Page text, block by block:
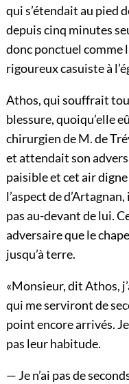
qui s’étendait au pied
depuis cinq minutes
donc ponctuel comme
rigoureux casuiste à
Athos, qui souffrait
blessure, quoiqu’elle
chirurgien de M. de
et attendait son
paisible et cet air
l’aspect de
pas au-devant de lui.
adversaire que le
jusqu’à terre.
«Monsieur, dit Athos,
qui me serviront de
point encore arrivés.
pas leur habitude.
— Je n’ai pas de